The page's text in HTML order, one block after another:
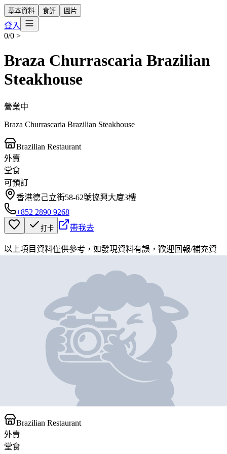
基本資料 食評 圖片
登入
0/0 >
Braza Churrascaria Brazilian
Steakhouse
營業中
Braza Churrascaria Brazilian Steakhouse
Brazilian Restaurant
外賣
堂食
可預訂
香港德己立街58-62號協興大廈3樓
+852 2890 9268
打卡 帶我去
以上項目資料僅供參考，如發現資料有誤，歡迎回報/補充資
Braza Churrascaria Brazilian
Steakhouse
Braza Churrascaria Brazilian Steakhouse
Brazilian Restaurant
外賣
堂食